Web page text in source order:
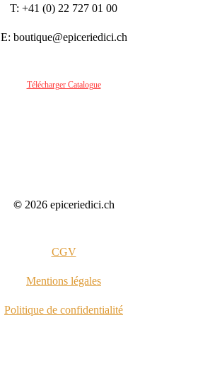
T: +41 (0) 22 727 01 00
E: boutique@epiceriedici.ch
Télécharger Catalogue
© 2026epiceriedici.ch
CGV
Mentions légales
Politique de confidentialité